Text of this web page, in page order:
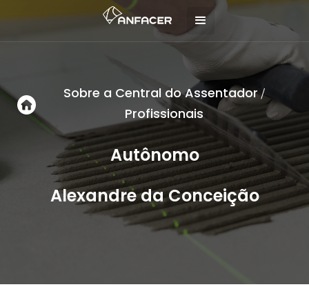
Sobre a Central do Assentador/
Profissionais
Autônomo
Alexandre da Conceição